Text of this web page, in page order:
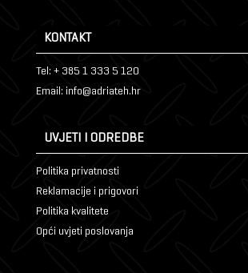
KONTAKT
Tel: + 385 1 333 5 120
Email: info@adriateh.hr
UVJETI I ODREDBE
Politika privatnosti
Reklamacije i prigovori
Politika kvalitete
Opći uvjeti poslovanja